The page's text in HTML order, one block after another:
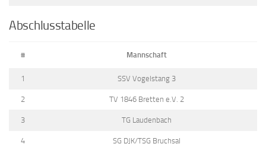
Abschlusstabelle
# Mannschaft
1 SSV Vogelstang 3
2 TV 1846 Bretten e.V. 2
3 TG Laudenbach
4 SG DJK/TSG Bruchsal